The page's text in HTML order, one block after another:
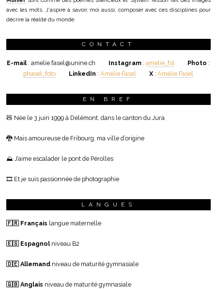
avec les mots. J'aspire à savoir, moi aussi, composer avec ces disciplines pour
décrire la réalité du monde.
CONTACT
E-mail: amelie.fasel@unine.ch Instagram :amelie_fsl Photo :
phasel_foto
LinkedIn :Amélie Fasel X :Amélie Fasel
EN BREF
🧸 Née le 3 juin 1999 à Delémont, dans le canton du Jura
🐉 Mais amoureuse de Fribourg, ma ville d’origine
⛰ J’aime escalader le pont de Pérolles
🎞 Et je suis passionnée de photographie
LANGUES
🇫🇷 Français langue maternelle
🇪🇸 Espagnolniveau B2
🇩🇪 Allemand niveau de maturité gymnasiale
🇬🇧 Anglais niveau de maturité gymnasiale